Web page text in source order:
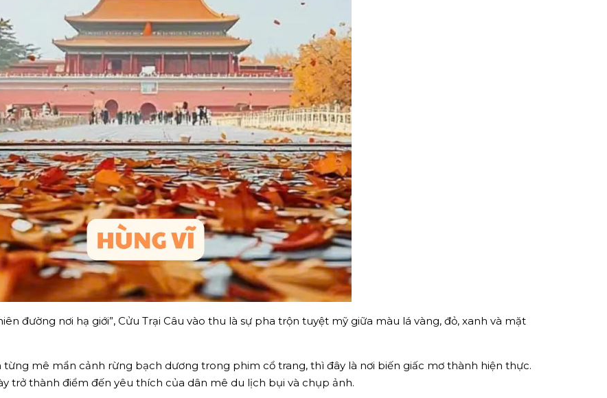
đường nơi hạ giới”, Cửu Trại Câu vào thu là sự pha trộn tuyệt mỹ giữa màu lá vàng, đỏ, xanh và mặt
từng mê mẩn cảnh rừng bạch dương trong phim cổ trang, thì đây là nơi biến giấc mơ thành hiện thực.
trở thành điểm đến yêu thích của dân mê du lịch bụi và chụp ảnh.